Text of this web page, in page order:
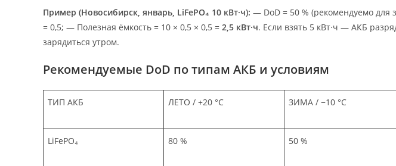
Пример (Новосибирск, январь, LiFePO₄ 10 кВт·ч): — DoD = 50 % (рекомендуемо
= 0,5; — Полезная ёмкость = 10 × 0,5 × 0,5 = 2,5 кВт·ч. Если взять 5 кВт·ч — АКБ
зарядиться утром.
Рекомендуемые DoD по типам АКБ и условиям
ТИП АКБ ЛЕТО / +20 °C ЗИМА / −10 °C
LiFePO₄ 80 % 50 %